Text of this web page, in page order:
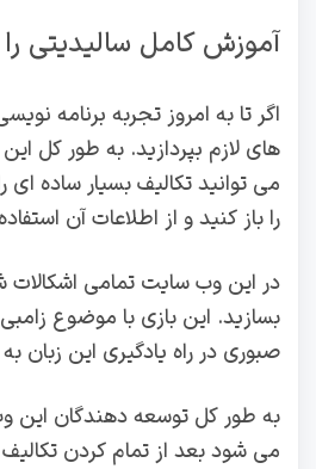
آموزش کامل سالیدیتی را
اگر تا به امروز تجربه برنامه
های لازم بپردازید. به طور کل
می توانید تکالیف بسیار ساده
را باز کنید و از اطلاعات آن
در این وب سایت تمامی اشکالات
بسازید. این بازی با موضوع
صبوری در راه یادگیری این زبان
به طور کل توسعه دهندگان این
می شود بعد از تمام کردن